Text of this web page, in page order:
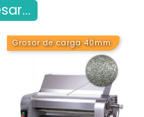
Grosor de carga 40mm